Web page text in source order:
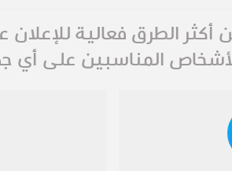
الطرق فعالية للإعلان
المناسبين على أي